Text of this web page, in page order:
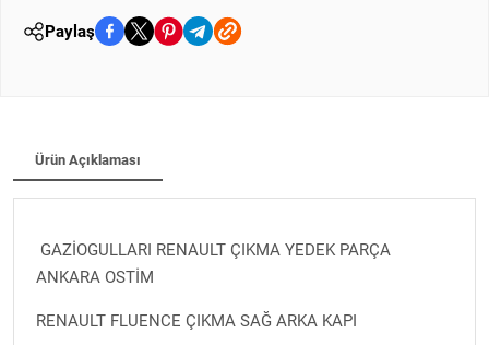
Paylaş
Ürün Açıklaması
GAZİOGULLARI RENAULT ÇIKMA YEDEK PARÇA
ANKARA OSTİM
RENAULT FLUENCE ÇIKMA SAĞ ARKA KAPI